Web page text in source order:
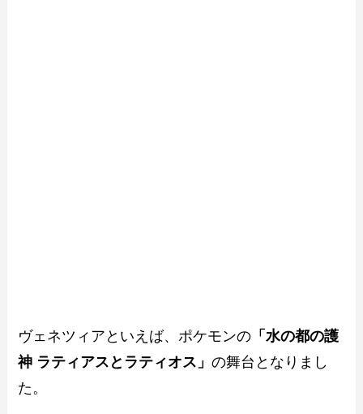
ヴェネツィアといえば、ポケモンの 「水の都の護
神 ラティアスとラティオス」の舞台となりまし
た。